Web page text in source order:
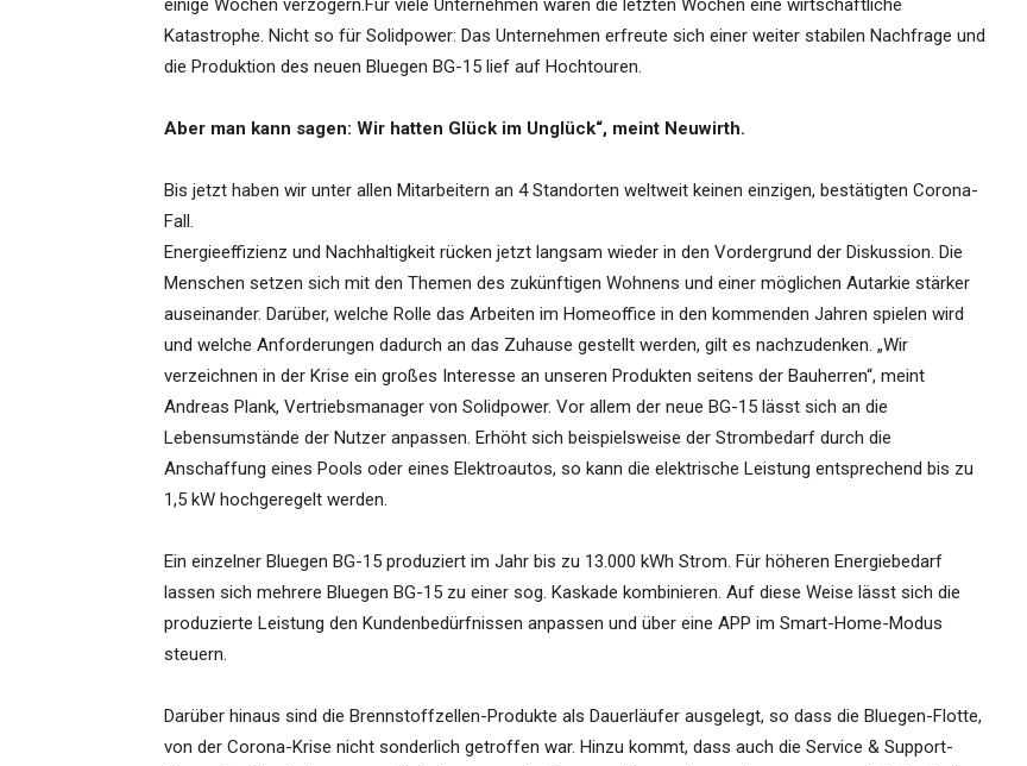
einige Wochen verzögern.Für viele Unternehmen waren die letzten Wochen eine wirtschaftliche
Katastrophe. Nicht so für Solidpower: Das Unternehmen erfreute sich einer weiter stabilen Nachfrage und
die Produktion des neuen Bluegen BG-15 lief auf Hochtouren.
Aber man kann sagen: Wir hatten Glück im Unglück“, meint Neuwirth.
Bis jetzt haben wir unter allen Mitarbeitern an 4 Standorten weltweit keinen einzigen, bestätigten Corona-
Fall.
Energieeffizienz und Nachhaltigkeit rücken jetzt langsam wieder in den Vordergrund der Diskussion. Die
Menschen setzen sich mit den Themen des zukünftigen Wohnens und einer möglichen Autarkie stärker
auseinander. Darüber, welche Rolle das Arbeiten im Homeoffice in den kommenden Jahren spielen wird
und welche Anforderungen dadurch an das Zuhause gestellt werden, gilt es nachzudenken. „Wir
verzeichnen in der Krise ein großes Interesse an unseren Produkten seitens der Bauherren“, meint
Andreas Plank, Vertriebsmanager von Solidpower. Vor allem der neue BG-15 lässt sich an die
Lebensumstände der Nutzer anpassen. Erhöht sich beispielsweise der Strombedarf durch die
Anschaffung eines Pools oder eines Elektroautos, so kann die elektrische Leistung entsprechend bis zu
1,5 kW hochgeregelt werden.
Ein einzelner Bluegen BG-15 produziert im Jahr bis zu 13.000 kWh Strom. Für höheren Energiebedarf
lassen sich mehrere Bluegen BG-15 zu einer sog. Kaskade kombinieren. Auf diese Weise lässt sich die
produzierte Leistung den Kundenbedürfnissen anpassen und über eine APP im Smart-Home-Modus
steuern.
Darüber hinaus sind die Brennstoffzellen-Produkte als Dauerläufer ausgelegt, so dass die Bluegen-Flotte,
von der Corona-Krise nicht sonderlich getroffen war. Hinzu kommt, dass auch die Service & Support-